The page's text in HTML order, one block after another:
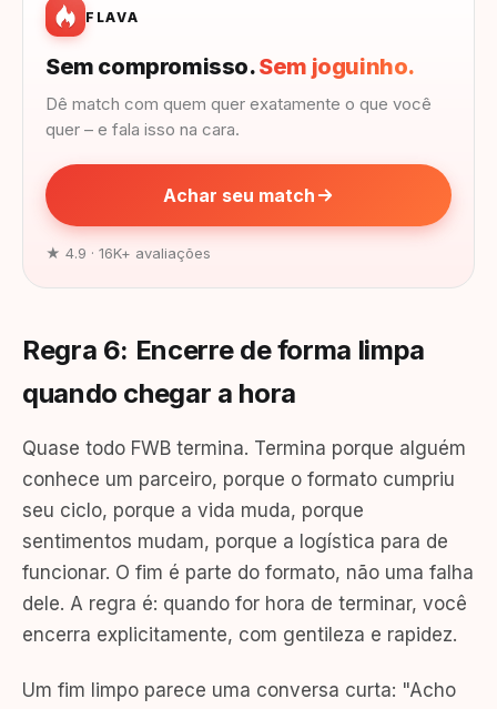
FLAVA
Sem compromisso.Sem joguinho.
Dê match com quem quer exatamente o que você
quer – e fala isso na cara.
Achar seu match
★ 4.9 · 16K+ avaliações
Regra 6: Encerre de forma limpa
quando chegar a hora
Quase todo FWB termina. Termina porque alguém
conhece um parceiro, porque o formato cumpriu
seu ciclo, porque a vida muda, porque
sentimentos mudam, porque a logística para de
funcionar. O fim é parte do formato, não uma falha
dele. A regra é: quando for hora de terminar, você
encerra explicitamente, com gentileza e rapidez.
Um fim limpo parece uma conversa curta: "Acho